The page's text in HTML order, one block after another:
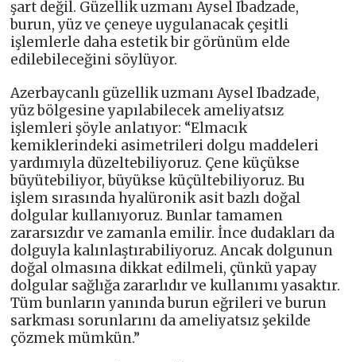
şart değil. Güzellik uzmanı Aysel Ibadzade,
burun, yüz ve çeneye uygulanacak çeşitli
işlemlerle daha estetik bir görünüm elde
edilebileceğini söylüyor.
Azerbaycanlı güzellik uzmanı Aysel Ibadzade,
yüz bölgesine yapılabilecek ameliyatsız
işlemleri şöyle anlatıyor: “Elmacık
kemiklerindeki asimetrileri dolgu maddeleri
yardımıyla düzeltebiliyoruz. Çene küçükse
büyütebiliyor, büyükse küçültebiliyoruz. Bu
işlem sırasında hyalüronik asit bazlı doğal
dolgular kullanıyoruz. Bunlar tamamen
zararsızdır ve zamanla emilir. İnce dudakları da
dolguyla kalınlaştırabiliyoruz. Ancak dolgunun
doğal olmasına dikkat edilmeli, çünkü yapay
dolgular sağlığa zararlıdır ve kullanımı yasaktır.
Tüm bunların yanında burun eğrileri ve burun
sarkması sorunlarını da ameliyatsız şekilde
çözmek mümkün.”